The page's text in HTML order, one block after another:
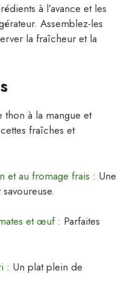
à l’avance et les
Assemblez-les
la fraîcheur et la
thon à la mangue et
fraîches et
et au fromage frais : Une
et œuf: Parfaites
: Un plat plein de